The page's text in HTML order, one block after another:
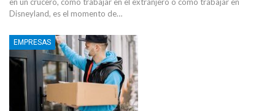
Disneyland, es el momento de…
EMPRESAS